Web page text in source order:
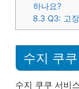
하나요?
8.3 Q3: 고
수지 쿠
수지 쿠쿠 서비